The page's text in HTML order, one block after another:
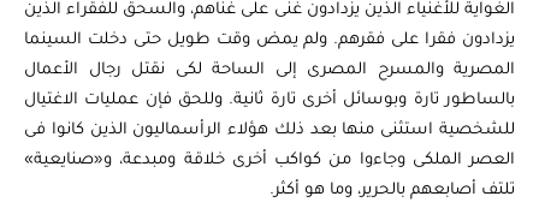
الغواية للأغنياء الذين يزدادون غنى على غناهم، والسحق للفقراء الذين
يزدادون فقرا على فقرهم. ولم يمض وقت طويل حتى دخلت السينما
المصرية والمسرح المصرى إلى الساحة لكى نقتل رجال الأعمال
بالساطور تارة وبوسائل أخرى تارة ثانية. وللحق فإن عمليات الاغتيال
للشخصية استثنى منها بعد ذلك هؤلاء الرأسماليون الذين كانوا فى
العصر الملكى وجاءوا من كواكب أخرى خلاقة ومبدعة، و«صنايعية»
تلتف أصابعهم بالحرير، وما هو أكثر.